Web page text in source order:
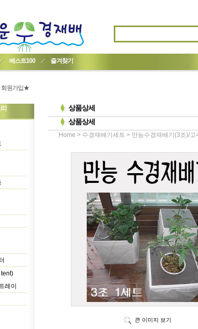
베스트100 즐겨찾기
원가입 방법..
원가입★
레이
상품상세
상품상세
Home > 수경재배기세트 > 만능수경재배기(3조)/고
큰 이미지 보기